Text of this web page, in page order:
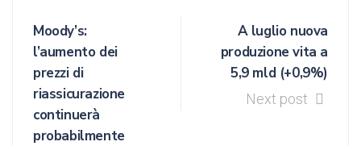
Moody’s:
l’aumento dei
prezzi di
riassicurazione
continuerà
probabilmente
A luglio nuova
produzione vita a
5,9 mld (+0,9%)
Next post